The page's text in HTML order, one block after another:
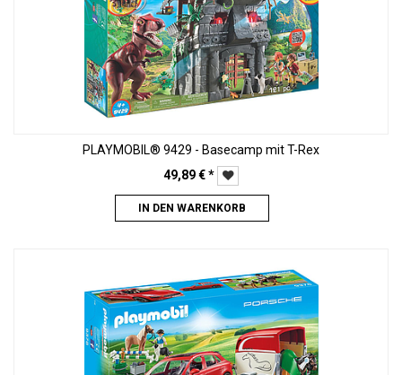
PLAYMOBIL® 9429 - Basecamp mit T-Rex
49,89€*
IN DEN WARENKORB